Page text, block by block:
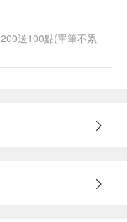
送100點(單筆不累